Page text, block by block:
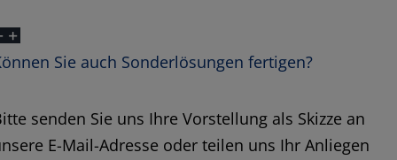
Sie auch Sonderlösungen fertigen?
senden Sie uns Ihre Vorstellung als Skizze an
E-Mail-Adresse oder teilen uns Ihr Anliegen